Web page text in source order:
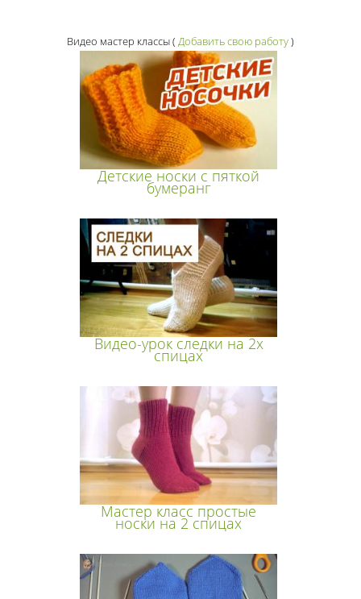
Видео мастер классы( Добавить свою работу)
Детские носки с пяткой
бумеранг
Видео-урок следки на 2х
спицах
Мастер класс простые
носки на 2 спицах